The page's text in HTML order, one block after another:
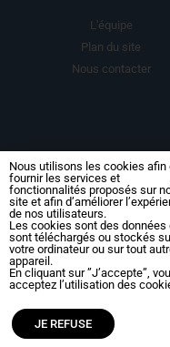
L'équipe
Plan du site
Nous contacter
LA BOUTIQUE
Abonnements
Le magazine
Packs
Dossiers
Nous utilisons les cookies afin
fournir les services et
fonctionnalités proposés sur
site et afin d’améliorer
de nos utilisateurs.
Les cookies sont des données
sont téléchargés ou stockés
votre ordinateur ou sur tout
appareil.
En cliquant sur ”J’accepte”,
acceptez l’utilisation des
JE REFUSE